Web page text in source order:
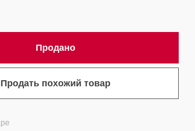
Продано
Продать похожий товар